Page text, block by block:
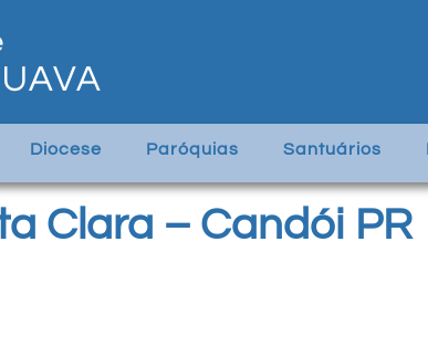
Diocese Paróquias Santuários
Clara – Candói PR